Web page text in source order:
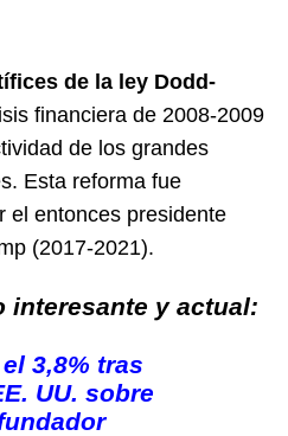
de la ley Dodd-
financiera de 2008-2009
de los grandes
Esta reforma fue
el entonces presidente
(2017-2021).
interesante y actual:
3,8% tras
UU. sobre